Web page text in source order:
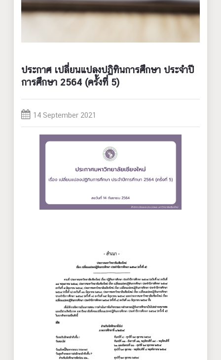
ประกาศ เปลี่ยนแปลงปฏิทินการศึกษา ประจำปี
การศึกษา 2564 (ครั้งที่ 5)
14 September 2021